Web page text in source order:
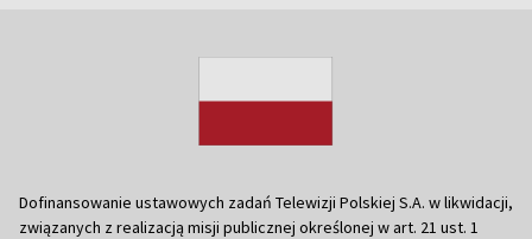
Dofinansowanie ustawowych zadań Telewizji Polskiej S.A. w likwidacji,
związanych z realizacją misji publicznej określonej w art. 21 ust. 1